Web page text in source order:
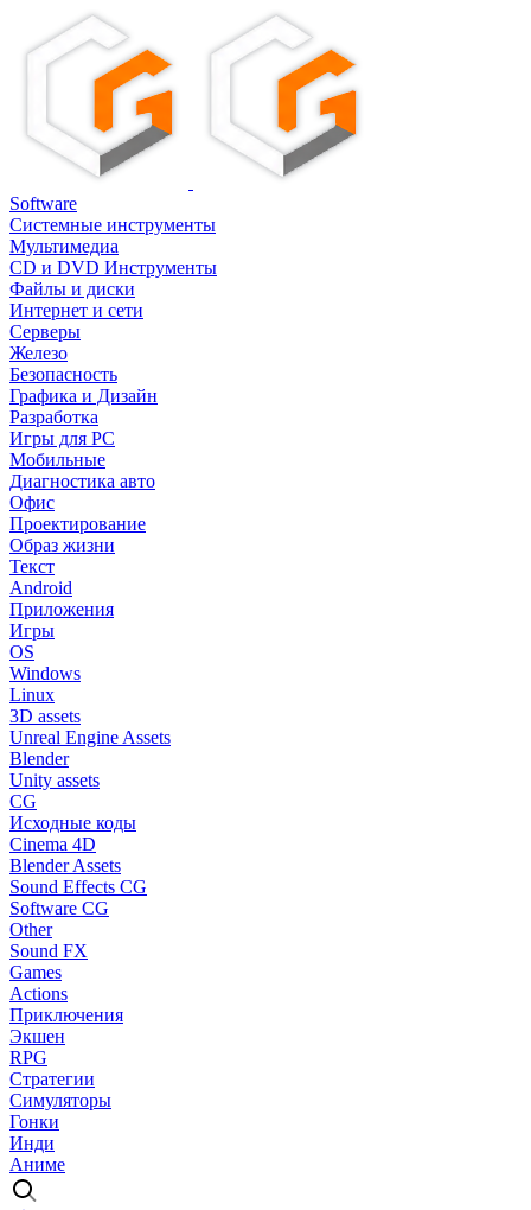
Software
Системные инструменты
Мультимедиа
CD и DVD Инструменты
Файлы и диски
Интернет и сети
Серверы
Железо
Безопасность
Графика и Дизайн
Разработка
Игры для PC
Мобильные
Диагностика авто
Офис
Проектирование
Образ жизни
Текст
Android
Приложения
Игры
OS
Windows
Linux
3D assets
Unreal Engine Assets
Blender
Unity assets
CG
Исходные коды
Cinema 4D
Blender Assets
Sound Effects CG
Software CG
Other
Sound FX
Games
Actions
Приключения
Экшен
RPG
Стратегии
Симуляторы
Гонки
Инди
Аниме